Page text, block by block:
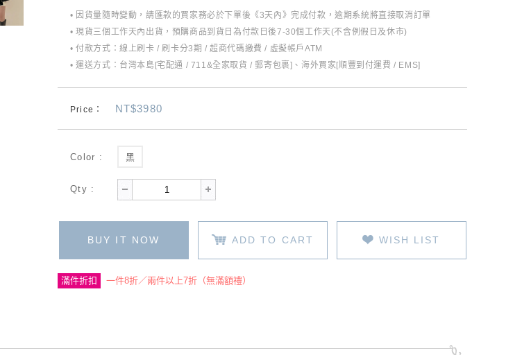
• 因貨量隨時變動，請匯款的買家務必於下單後《3天內》完成付款，逾期系統將直接取消訂單
• 現貨三個工作天內出貨，預購商品到貨日為付款日後7-30個工作天(不含例假日及休市)
• 付款方式：線上刷卡 / 刷卡分3期 / 超商代碼繳費 / 虛擬帳戶ATM
• 運送方式：台灣本島[宅配通 / 711&全家取貨 / 郵寄包裹]、海外買家[順豐到付運費 / EMS]
Price： NT$3980
Color : 黑
Qty :
BUY IT NOW ADD TO CART WISH LIST
滿件折扣 一件8折／兩件以上7折（無滿額禮）